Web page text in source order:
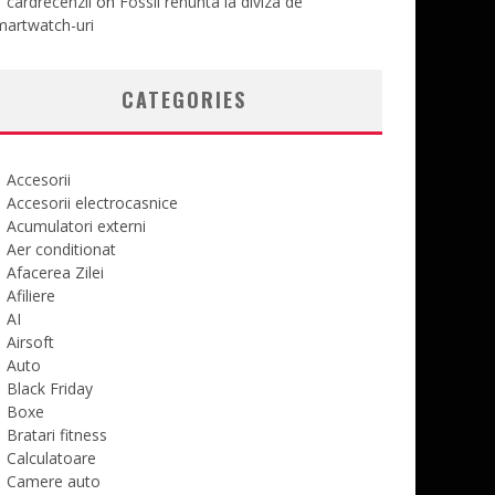
uri
CATEGORIES
Accesorii
Accesorii electrocasnice
Acumulatori externi
Aer conditionat
Afacerea Zilei
Afiliere
AI
Airsoft
Auto
Black Friday
Boxe
Bratari fitness
Calculatoare
Camere auto